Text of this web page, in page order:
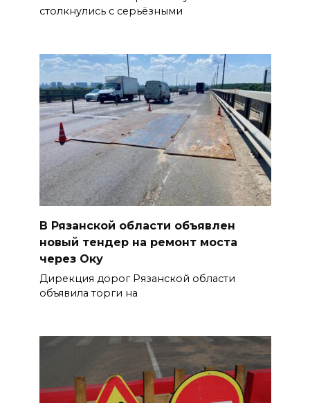
столкнулись с серьёзными
В Рязанской области объявлен
новый тендер на ремонт моста
через Оку
Дирекция дорог Рязанской области
объявила торги на